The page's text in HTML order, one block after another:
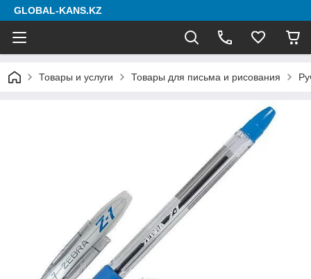
GLOBAL-KANS.KZ
Товары и услуги Товары для письма и рисования